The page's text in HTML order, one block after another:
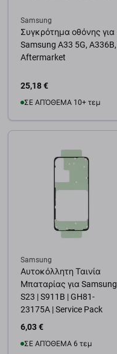
Samsung
Συγκρότημα οθόνης για
Samsung A33 5G, A336B,
Aftermarket
25,18 €
ΣΕ ΑΠΌΘΕΜΑ 10+ τεμ
Samsung
Αυτοκόλλητη Ταινία
Μπαταρίας για Samsung
S23 | S911B | GH81-
23175A | Service Pack
6,03 €
ΣΕ ΑΠΌΘΕΜΑ 6 τεμ